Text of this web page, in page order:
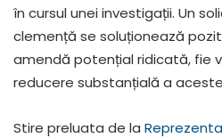
în cursul unei investigații. Un
clemență se soluționează
amendă potențial ridicată, fie
reducere substanțială a
Stire preluata de la